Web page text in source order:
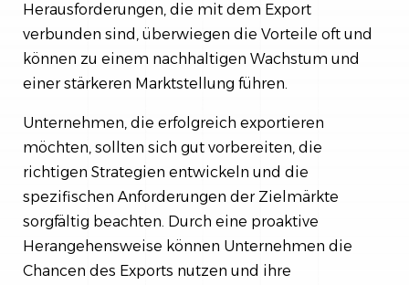
Herausforderungen, die mit dem Export
verbunden sind, überwiegen die Vorteile oft und
können zu einem nachhaltigen Wachstum und
einer stärkeren Marktstellung führen.
Unternehmen, die erfolgreich exportieren
möchten, sollten sich gut vorbereiten, die
richtigen Strategien entwickeln und die
spezifischen Anforderungen der Zielmärkte
sorgfältig beachten. Durch eine proaktive
Herangehensweise können Unternehmen die
Chancen des Exports nutzen und ihre